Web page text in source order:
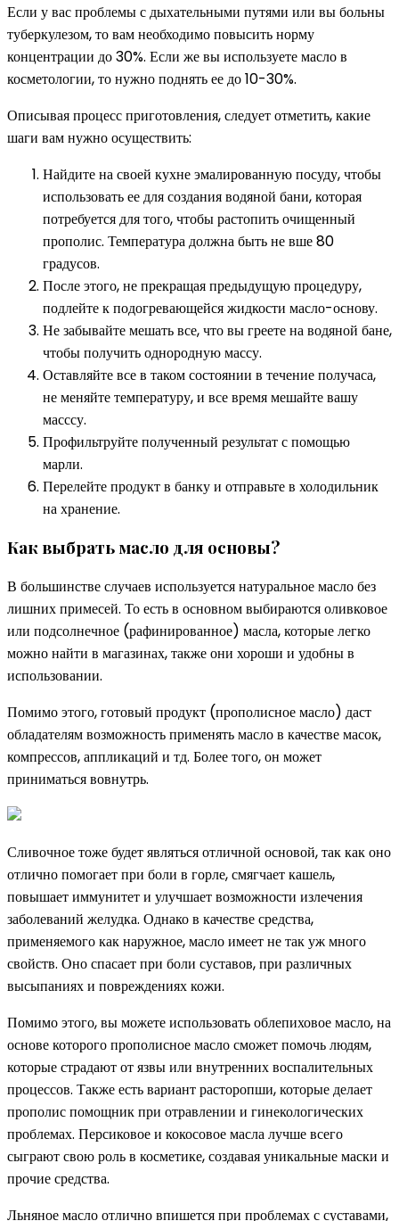
Если у вас проблемы с дыхательными путями или вы больны
туберкулезом, то вам необходимо повысить норму
концентрации до 30%. Если же вы используете масло в
косметологии, то нужно поднять ее до 10-30%.
Описывая процесс приготовления, следует отметить, какие
шаги вам нужно осуществить:
Найдите на своей кухне эмалированную посуду, чтобы
использовать ее для создания водяной бани, которая
потребуется для того, чтобы растопить очищенный
прополис. Температура должна быть не вше 80
градусов.
После этого, не прекращая предыдущую процедуру,
подлейте к подогревающейся жидкости масло-основу.
Не забывайте мешать все, что вы греете на водяной бане,
чтобы получить однородную массу.
Оставляйте все в таком состоянии в течение получаса,
не меняйте температуру, и все время мешайте вашу
масссу.
Профильтруйте полученный результат с помощью
марли.
Перелейте продукт в банку и отправьте в холодильник
на хранение.
Как выбрать масло для основы?
В большинстве случаев используется натуральное масло без
лишних примесей. То есть в основном выбираются оливковое
или подсолнечное (рафинированное) масла, которые легко
можно найти в магазинах, также они хороши и удобны в
использовании.
Помимо этого, готовый продукт (прополисное масло) даст
обладателям возможность применять масло в качестве масок,
компрессов, аппликаций и тд. Более того, он может
приниматься вовнутрь.
Сливочное тоже будет являться отличной основой, так как оно
отлично помогает при боли в горле, смягчает кашель,
повышает иммунитет и улучшает возможности излечения
заболеваний желудка. Однако в качестве средства,
применяемого как наружное, масло имеет не так уж много
свойств. Оно спасает при боли суставов, при различных
высыпаниях и повреждениях кожи.
Помимо этого, вы можете использовать облепиховое масло, на
основе которого прополисное масло сможет помочь людям,
которые страдают от язвы или внутренних воспалительных
процессов. Также есть вариант расторопши, которые делает
прополис помощник при отравлении и гинекологических
проблемах. Персиковое и кокосовое масла лучше всего
сыграют свою роль в косметике, создавая уникальные маски и
прочие средства.
Льняное масло отлично впишется при проблемах с суставами,